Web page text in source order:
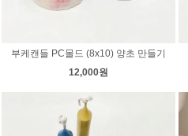
부케캔들 PC몰드 (8x10) 양초 만들기
12,000원